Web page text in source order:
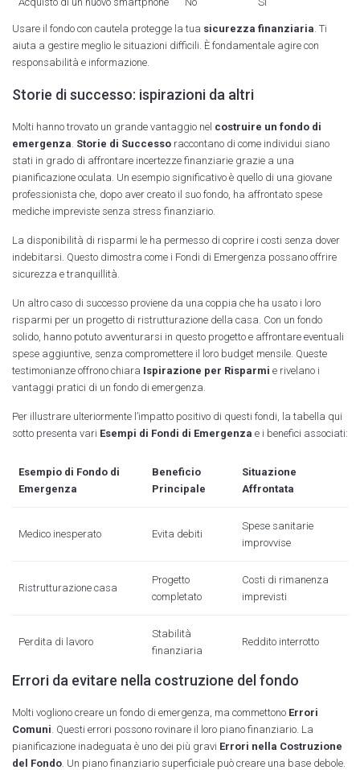
Usare il fondo con cautela protegge la tua sicurezza finanziaria . Ti
aiuta a gestire meglio le situazioni difficili. È fondamentale agire con
responsabilità e informazione.
Storie di successo: ispirazioni da altri
Molti hanno trovato un grande vantaggio nel costruire un fondo di
emergenza Storie di Successo raccontano di come individui siano
stati in grado di affrontare incertezze finanziarie grazie a una
pianificazione oculata. Un esempio significativo è quello di una giovane
professionista che, dopo aver creato il suo fondo, ha affrontato spese
mediche impreviste senza stress finanziario.
La disponibilità di risparmi le ha permesso di coprire i costi senza dover
indebitarsi. Questo dimostra come i Fondi di Emergenza possano offrire
sicurezza e tranquillità.
Un altro caso di successo proviene da una coppia che ha usato i loro
risparmi per un progetto di ristrutturazione della casa. Con un fondo
solido, hanno potuto avventurarsi in questo progetto e affrontare eventuali
spese aggiuntive, senza compromettere il loro budget mensile. Queste
testimonianze offrono chiara Ispirazione per Risparmi e rivelano i
vantaggi pratici di un fondo di emergenza.
Per illustrare ulteriormente l’impatto positivo di questi fondi, la tabella qui
sotto presenta vari Esempi di Fondi di Emergenza e i benefici associati:
Esempio di Fondo di
Emergenza
Beneficio
Principale
Situazione
Affrontata
Medico inesperato Evita debiti
Spese sanitarie
improvvise
Ristrutturazione casa
Progetto
completato
Costi di rimanenza
imprevisti
Perdita di lavoro
Stabilità
finanziaria
Reddito interrotto
Errori da evitare nella costruzione del fondo
Molti vogliono creare un fondo di emergenza, ma commettono Errori
Comuni . Questi errori possono rovinare il loro piano finanziario. La
pianificazione inadeguata è uno dei più gravi Errori nella Costruzione
del Fondo . Un piano finanziario superficiale può creare una base debole.